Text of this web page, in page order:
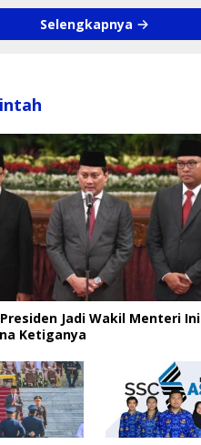
Data Anak
Selengkapnya
Jadi Wakil Menteri Ini
Ketiganya